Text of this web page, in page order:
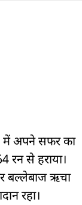
में अपने सफर का
रन से हराया।
बल्लेबाज ऋचा
रहा।